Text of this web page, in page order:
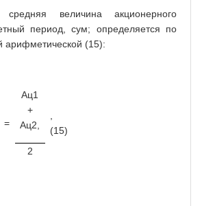
величина акционерного
период, сум; определяется по
арифметической (15):
=
Ац1
+
Ац2,
(15)
2